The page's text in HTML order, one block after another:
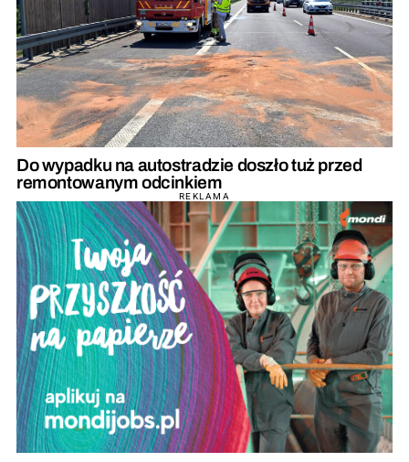
Do wypadku na autostradzie doszło tuż przed
remontowanym odcinkiem
REKLAMA